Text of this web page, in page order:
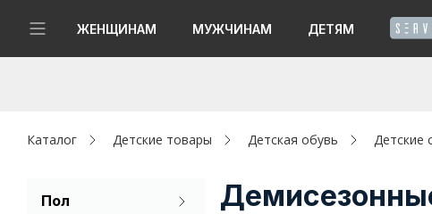
ЖЕНЩИНАМ МУЖЧИНАМ ДЕТЯМ
Женщинам
Каталог Детские товары Детская обувь Детские
Пол